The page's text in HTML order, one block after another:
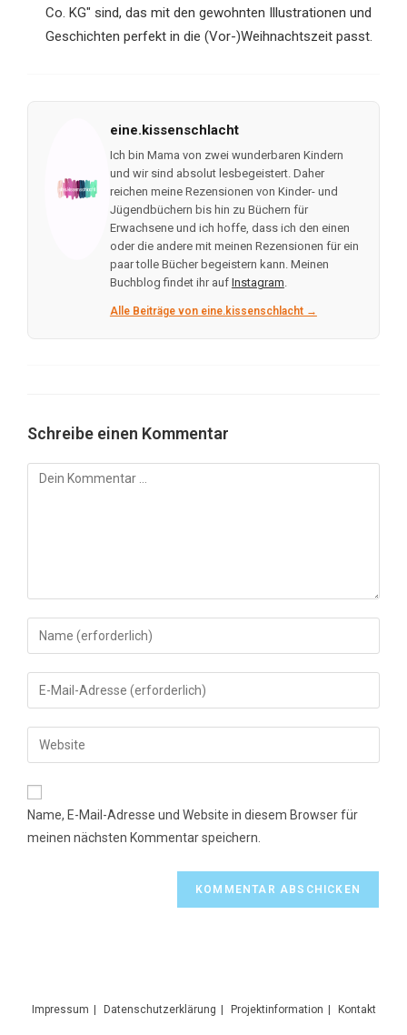
Co. KG" sind, das mit den gewohnten Illustrationen und
Geschichten perfekt in die (Vor-)Weihnachtszeit passt.
eine.kissenschlacht
Ich bin Mama von zwei wunderbaren Kindern
und wir sind absolut lesbegeistert. Daher
reichen meine Rezensionen von Kinder- und
Jügendbüchern bis hin zu Büchern für
Erwachsene und ich hoffe, dass ich den einen
oder die andere mit meinen Rezensionen für ein
paar tolle Bücher begeistern kann. Meinen
Buchblog findet ihr auf Instagram.
Alle Beiträge von eine.kissenschlacht →
Schreibe einen Kommentar
Kommentar
Gib
deinen
Namen
oder
zum
Kommentieren
ein
Gib
deine
E-
Mail-
zum
Kommentieren
ein
Gib
deine
Website-
Name, E-Mail-Adresse und Website in diesem Browser für
meinen nächsten Kommentar speichern.
Impressum Datenschutzerklärung Projektinformation Kontakt